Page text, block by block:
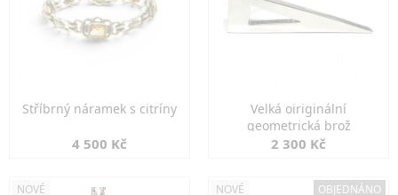
Stříbrný náramek s citríny
4 500 Kč
Velká oiriginální
geometrická brož
2 300 Kč
NOVÉ NOVÉ OBJEDNÁNO